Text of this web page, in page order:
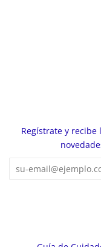
Regístrate y